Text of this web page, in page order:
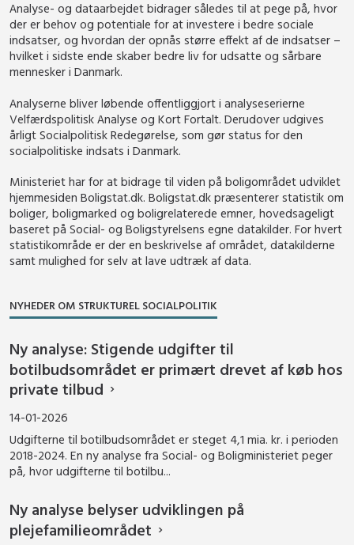
Analyse- og dataarbejdet bidrager således til at pege på, hvor
der er behov og potentiale for at investere i bedre sociale
indsatser, og hvordan der opnås større effekt af de indsatser –
hvilket i sidste ende skaber bedre liv for udsatte og sårbare
mennesker i Danmark.
Analyserne bliver løbende offentliggjort i analyseserierne
Velfærdspolitisk Analyse og Kort Fortalt. Derudover udgives
årligt Socialpolitisk Redegørelse, som gør status for den
socialpolitiske indsats i Danmark.
Ministeriet har for at bidrage til viden på boligområdet udviklet
hjemmesiden Boligstat.dk. Boligstat.dk præsenterer statistik om
boliger, boligmarked og boligrelaterede emner, hovedsageligt
baseret på Social- og Boligstyrelsens egne datakilder. For hvert
statistikområde er der en beskrivelse af området, datakilderne
samt mulighed for selv at lave udtræk af data.
NYHEDER OM STRUKTUREL SOCIALPOLITIK
Ny analyse: Stigende udgifter til
botilbudsområdet er primært drevet af køb hos
private tilbud
14-01-2026
Udgifterne til botilbudsområdet er steget 4,1 mia. kr. i perioden
2018-2024. En ny analyse fra Social- og Boligministeriet peger
på, hvor udgifterne til botilbu...
Ny analyse belyser udviklingen på
plejefamilieområdet